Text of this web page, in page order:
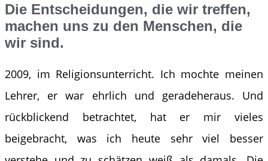
Die Entscheidungen, die wir treffen,
machen uns zu den Menschen, die
wir sind.
2009, im Religionsunterricht. Ich mochte meinen
Lehrer, er war ehrlich und geradeheraus. Und
rückblickend betrachtet, hat er mir vieles
beigebracht, was ich heute sehr viel besser